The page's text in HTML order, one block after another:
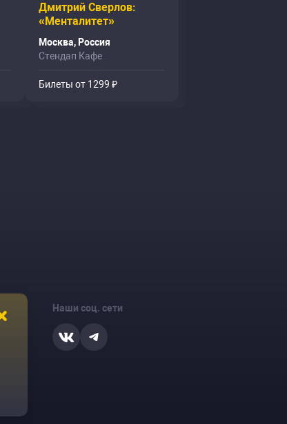
Дмитрий Сверлов:
«Менталитет»
Москва, Россия
Стендап Кафе
Билеты от 1299 ₽
Наши соц. сети